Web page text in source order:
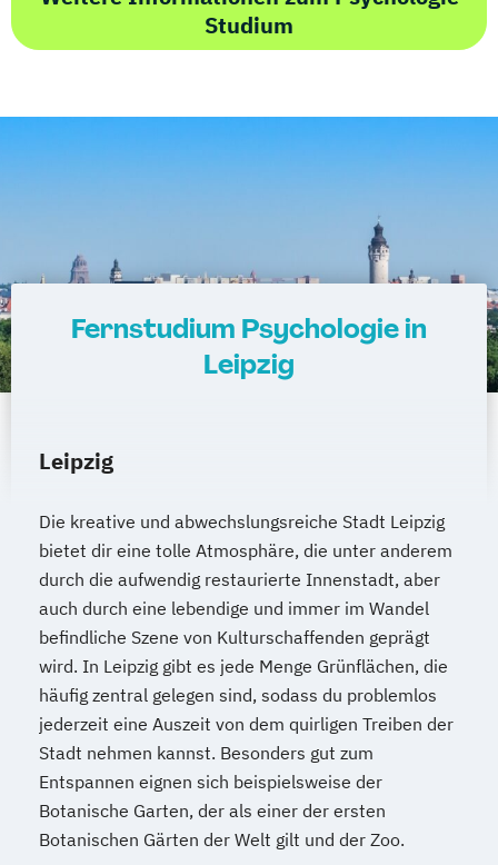
Studium
Fernstudium Psychologie in
Leipzig
Leipzig
Die kreative und abwechslungsreiche Stadt Leipzig
bietet dir eine tolle Atmosphäre, die unter anderem
durch die aufwendig restaurierte Innenstadt, aber
auch durch eine lebendige und immer im Wandel
befindliche Szene von Kulturschaffenden geprägt
wird. In Leipzig gibt es jede Menge Grünflächen, die
häufig zentral gelegen sind, sodass du problemlos
jederzeit eine Auszeit von dem quirligen Treiben der
Stadt nehmen kannst. Besonders gut zum
Entspannen eignen sich beispielsweise der
Botanische Garten, der als einer der ersten
Botanischen Gärten der Welt gilt und der Zoo.